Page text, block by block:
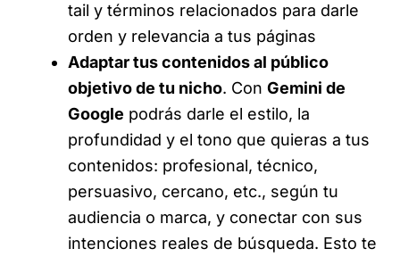
tail y términos relacionados para darle
orden y relevancia a tus páginas
Adaptar tus contenidos al público
objetivo de tu nicho. Con Gemini de
Google podrás darle el estilo, la
profundidad y el tono que quieras a tus
contenidos: profesional, técnico,
persuasivo, cercano, etc., según tu
audiencia o marca, y conectar con sus
intenciones reales de búsqueda. Esto te